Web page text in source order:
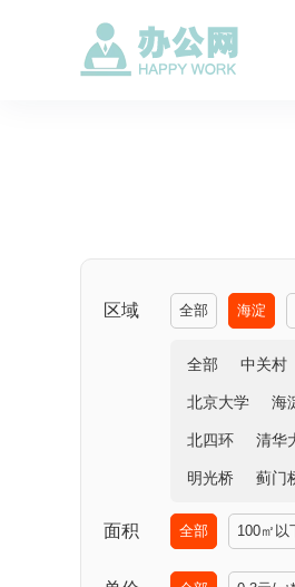
区域 全部 海淀
全部 中关村
北京大学 海
北四环 清华
明光桥 蓟门
面积 全部 100㎡以